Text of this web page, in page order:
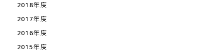
2018年度
2017年度
2016年度
2015年度